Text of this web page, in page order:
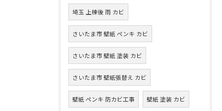
埼玉 上棟後 雨 カビ
さいたま市 壁紙 ペンキ カビ
さいたま市 壁紙 塗装 カビ
さいたま市 壁紙張替え カビ
壁紙 ペンキ 防カビ工事 壁紙 塗装 カビ